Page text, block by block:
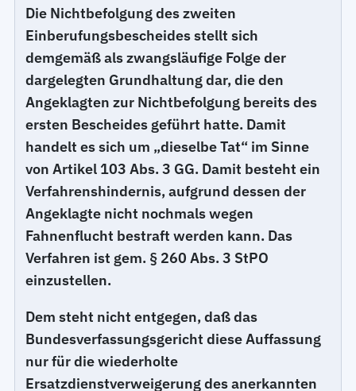
Die Nichtbefolgung des zweiten
Einberufungsbescheides stellt sich
demgemäß als zwangsläufige Folge der
dargelegten Grundhaltung dar, die den
Angeklagten zur Nichtbefolgung bereits des
ersten Bescheides geführt hatte. Damit
handelt es sich um „dieselbe Tat“ im Sinne
von Artikel 103 Abs. 3 GG. Damit besteht ein
Verfahrenshindernis, aufgrund dessen der
Angeklagte nicht nochmals wegen
Fahnenflucht bestraft werden kann. Das
Verfahren ist gem. § 260 Abs. 3 StPO
einzustellen.
Dem steht nicht entgegen, daß das
Bundesverfassungsgericht diese Auffassung
nur für die wiederholte
Ersatzdienstverweigerung des anerkannten